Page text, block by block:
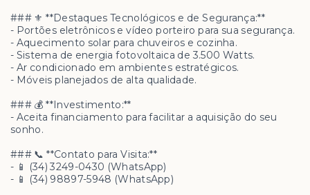
### ⚜️ **Destaques Tecnológicos e de Segurança:**
- Portões eletrônicos e vídeo porteiro para sua segurança.
- Aquecimento solar para chuveiros e cozinha.
- Sistema de energia fotovoltaica de 3.500 Watts.
- Ar condicionado em ambientes estratégicos.
- Móveis planejados de alta qualidade.
### 💰 **Investimento:**
- Aceita financiamento para facilitar a aquisição do seu
sonho.
### 📞 **Contato para Visita:**
- 📱 (34) 3249-0430 (WhatsApp)
- 📱 (34) 98897-5948 (WhatsApp)